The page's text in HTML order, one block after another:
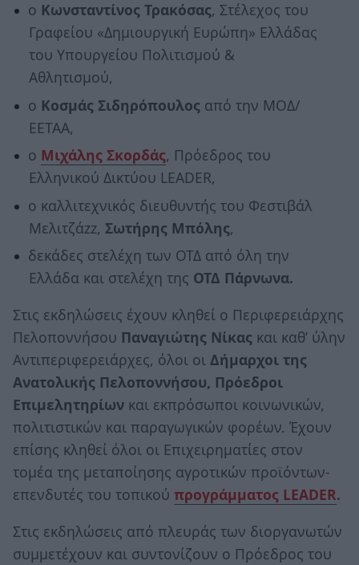
ο Κωνσταντίνος Τρακόσας, Στέλεχος του
Γραφείου «Δημιουργική Ευρώπη» Ελλάδας
του Υπουργείου Πολιτισμού &
Αθλητισμού,
ο Κοσμάς Σιδηρόπουλος από την ΜΟΔ/
ΕΕΤΑΑ,
ο Μιχάλης Σκορδάς, Πρόεδρος του
Ελληνικού Δικτύου LEADER,
ο καλλιτεχνικός διευθυντής του Φεστιβάλ
Μελιτζάzz, Σωτήρης Μπόλης,
δεκάδες στελέχη των ΟΤΔ από όλη την
Ελλάδα και στελέχη της ΟΤΔ Πάρνωνα.
Στις εκδηλώσεις έχουν κληθεί ο Περιφερειάρχης
Πελοποννήσου Παναγιώτης Νίκας και καθ’ ύλην
Αντιπεριφερειάρχες, όλοι οι Δήμαρχοι της
Ανατολικής Πελοποννήσου, Πρόεδροι
Επιμελητηρίων και εκπρόσωποι κοινωνικών,
πολιτιστικών και παραγωγικών φορέων. Έχουν
επίσης κληθεί όλοι οι Επιχειρηματίες στον
τομέα της μεταποίησης αγροτικών προϊόντων-
επενδυτές του τοπικού προγράμματος LEADER.
Στις εκδηλώσεις από πλευράς των διοργανωτών
συμμετέχουν και συντονίζουν ο Πρόεδρος του